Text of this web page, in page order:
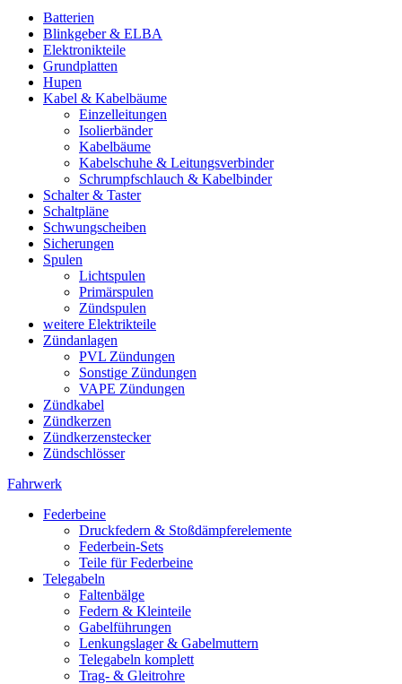
Batterien
Blinkgeber & ELBA
Elektronikteile
Grundplatten
Hupen
Kabel & Kabelbäume
Einzelleitungen
Isolierbänder
Kabelbäume
Kabelschuhe & Leitungsverbinder
Schrumpfschlauch & Kabelbinder
Schalter & Taster
Schaltpläne
Schwungscheiben
Sicherungen
Spulen
Lichtspulen
Primärspulen
Zündspulen
weitere Elektrikteile
Zündanlagen
PVL Zündungen
Sonstige Zündungen
VAPE Zündungen
Zündkabel
Zündkerzen
Zündkerzenstecker
Zündschlösser
Fahrwerk
Federbeine
Druckfedern & Stoßdämpferelemente
Federbein-Sets
Teile für Federbeine
Telegabeln
Faltenbälge
Federn & Kleinteile
Gabelführungen
Lenkungslager & Gabelmuttern
Telegabeln komplett
Trag- & Gleitrohre